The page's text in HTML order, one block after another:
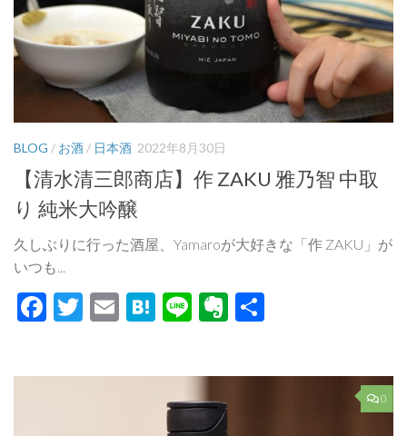
BLOG / お酒/ 日本酒 2022年8月30日
【清水清三郎商店】作 ZAKU 雅乃智 中取
り 純米大吟醸
久しぶりに行った酒屋、Yamaroが大好きな「作 ZAKU」が
いつも...
Facebook
Twitter
EmailHatena
LineEvernote
0